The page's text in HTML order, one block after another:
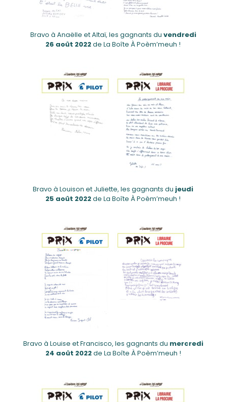
Bravo à Anaëlle et Altaï, les gagnants du vendredi
26 août 2022de La Boîte À Poèm’meuh !
Bravo à Louison et Juliette, les gagnants du jeudi
25 août 2022de La Boîte À Poèm’meuh !
Bravo à Louise et Francisco, les gagnants du mercredi
24 août 2022de La Boîte À Poèm’meuh !